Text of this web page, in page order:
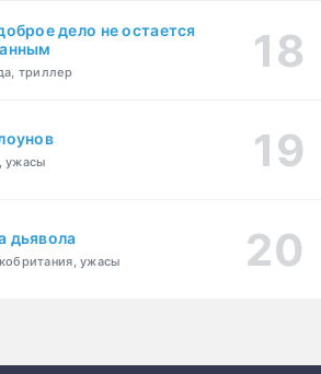
дело не остается
триллер
ужасы
дьявола
ужасы